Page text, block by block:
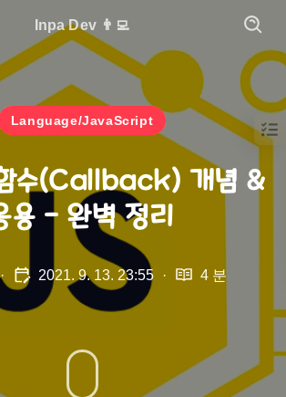
Language/JavaScript
수(Callback) 개념 &
용 - 완벽 정리
· 2021. 9. 13. 23:55 · 4 분
Inpa Dev 👨‍💻